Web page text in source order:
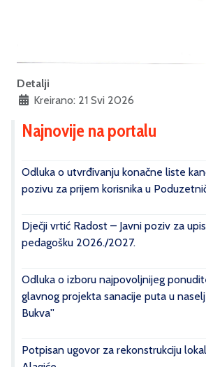
Detalji
Kreirano: 21 Svi 2026
Najnovije na portalu
Odluka o utvrđivanju konačne liste
pozivu za prijem korisnika u
Dječji vrtić Radost – Javni poziv za
pedagošku 2026./2027.
Odluka o izboru najpovoljnijeg
glavnog projekta sanacije puta u
Bukva''
Potpisan ugovor za rekonstrukciju